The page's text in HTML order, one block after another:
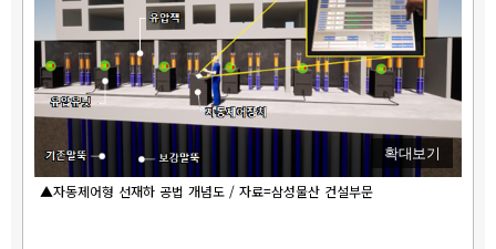
확대보기
▲자동제어형 선재하 공법 개념도 / 자료=삼성물산 건설부문